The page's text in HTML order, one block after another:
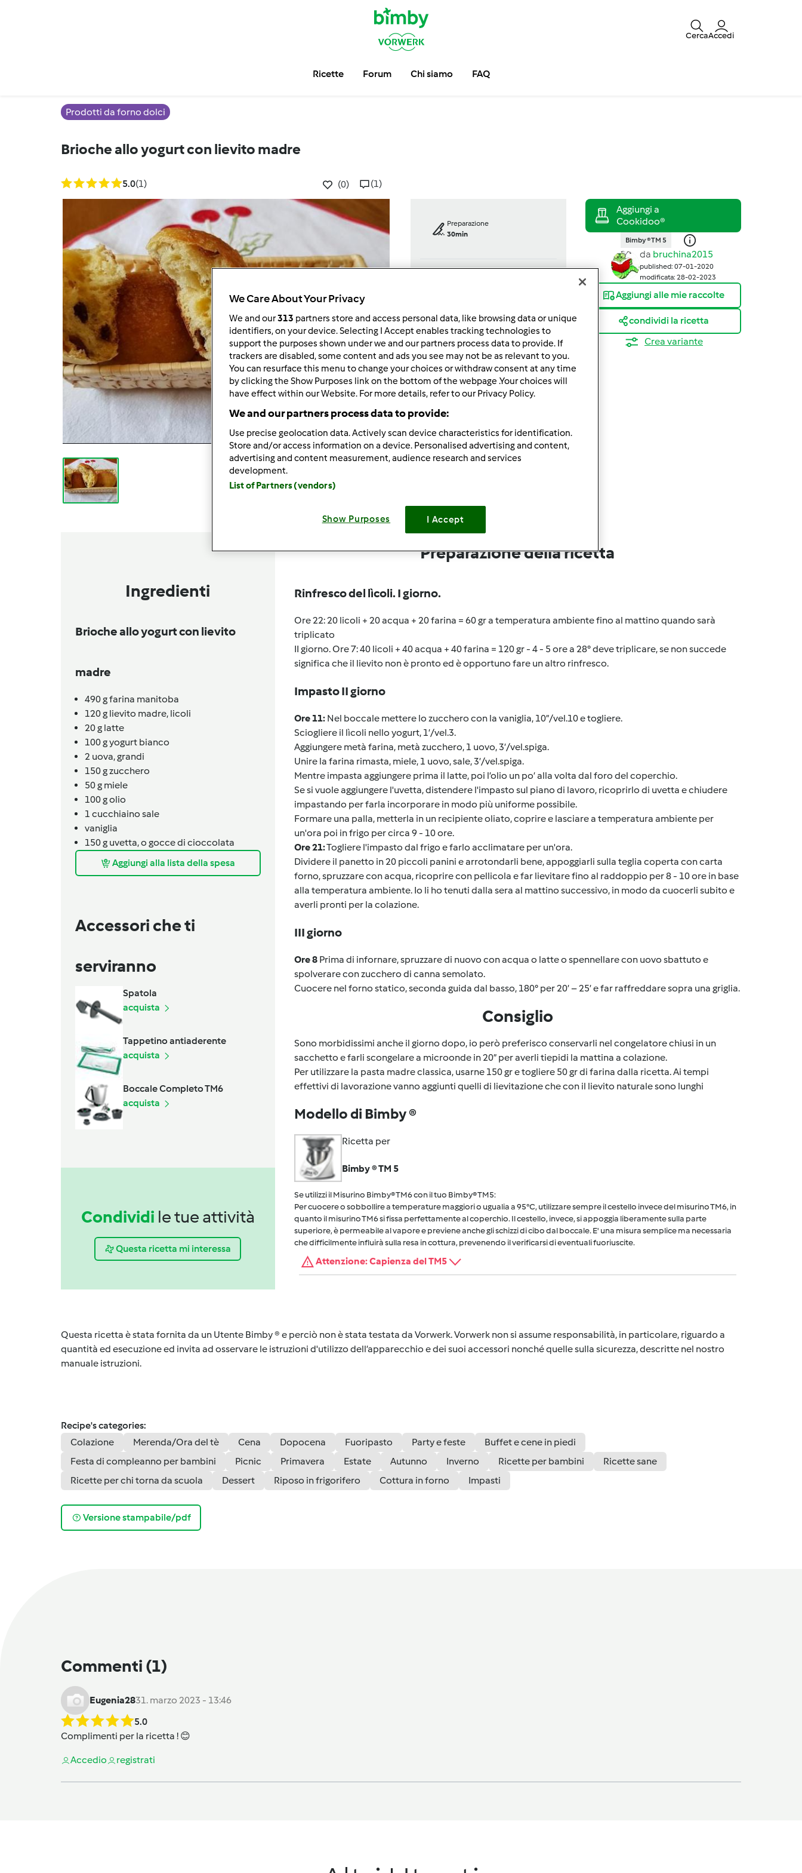
CercaAccedi
Ricette Forum Chi siamo FAQ
Prodotti da forno dolci
Brioche allo yogurt con lievito madre
5.0(1) (0) (1)
Preparazione
30min
porzione/porzioni
20pezzo/pezzi
medio
Bimby ® TM 5
da bruchina2015
published: 07-01-2020
modificata: 28-02-2023
Aggiungi alle mie raccolte
condividi la ricetta
Crea variante
Ingredienti
Brioche allo yogurt con lievito
madre
490gfarina manitoba
120g lievito madre, licoli
20g latte
100gyogurt bianco
2 uova,grandi
150gzucchero
50g miele
100golio
1 cucchiaino sale
vaniglia
150g uvetta,o gocce di cioccolata
Aggiungi alla lista della spesa
Accessori che ti
serviranno
Spatola
acquista
Tappetino antiaderente
acquista
Boccale Completo TM6
acquista
Condividi le tue attività
Questa ricetta mi interessa
Preparazione della ricetta
Rinfresco del lìcoli. I giorno.
Ore 22: 20 licoli + 20 acqua + 20 farina = 60 gr a temperatura ambiente fino al mattino quando sarà
triplicato
II giorno. Ore 7: 40 licoli + 40 acqua + 40 farina = 120 gr - 4 - 5 ore a 28° deve triplicare, se non succede
significa che il lievito non è pronto ed è opportuno fare un altro rinfresco.
Impasto II giorno
Ore 11:Nel boccale mettere lo zucchero con la vaniglia, 10”/vel.10 e togliere.
Sciogliere il lìcoli nello yogurt, 1’/vel.3.
Aggiungere metà farina, metà zucchero, 1 uovo, 3’/vel.spiga.
Unire la farina rimasta, miele, 1 uovo, sale, 3’/vel.spiga.
Mentre impasta aggiungere prima il latte, poi l’olio un po’ alla volta dal foro del coperchio.
Se si vuole aggiungere l'uvetta, distendere l'impasto sul piano di lavoro, ricoprirlo di uvetta e chiudere
impastando per farla incorporare in modo più uniforme possibile.
Formare una palla, metterla in un recipiente oliato, coprire e lasciare a temperatura ambiente per
un'ora poi in frigo per circa 9 - 10 ore.
Ore 21:Togliere l'impasto dal frigo e farlo acclimatare per un'ora.
Dividere il panetto in 20 piccoli panini e arrotondarli bene, appoggiarli sulla teglia coperta con carta
forno, spruzzare con acqua, ricoprire con pellicola e far lievitare fino al raddoppio per 8 - 10 ore in base
alla temperatura ambiente. Io li ho tenuti dalla sera al mattino successivo, in modo da cuocerli subito e
averli pronti per la colazione.
III giorno
Ore 8Prima di infornare, spruzzare di nuovo con acqua o latte o spennellare con uovo sbattuto e
spolverare con zucchero di canna semolato.
Cuocere nel forno statico, seconda guida dal basso, 180° per 20’ – 25’ e far raffreddare sopra una griglia.
Consiglio
Sono morbidissimi anche il giorno dopo, io però preferisco conservarli nel congelatore chiusi in un
sacchetto e farli scongelare a microonde in 20” per averli tiepidi la mattina a colazione.
Per utilizzare la pasta madre classica, usarne 150 gr e togliere 50 gr di farina dalla ricetta. Ai tempi
effettivi di lavorazione vanno aggiunti quelli di lievitazione che con il lievito naturale sono lunghi
Modello di Bimby ®
Ricetta per
Bimby ® TM 5
Se utilizzi il Misurino Bimby® TM6 con il tuo Bimby® TM5:
Per cuocere o sobbollire a temperature maggiori o ugualia a 95°C, utilizzare sempre il cestello invece del misurino TM6, in
quanto il misurino TM6 si fissa perfettamente al coperchio. Il cestello, invece, si appoggia liberamente sulla parte
superiore, è permeabile al vapore e previene anche gli schizzi di cibo dal boccale. E' una misura semplice ma necessaria
che difficilmente influirà sulla resa in cottura, prevenendo il verificarsi di eventuali fuoriuscite.
Attenzione: Capienza del TM5
Questa ricetta è stata fornita da un Utente Bimby ® e perciò non è stata testata da Vorwerk. Vorwerk non si assume responsabilità, in particolare, riguardo a
quantità ed esecuzione ed invita ad osservare le istruzioni d'utilizzo dell’apparecchio e dei suoi accessori nonché quelle sulla sicurezza, descritte nel nostro
manuale istruzioni.
Recipe's categories:
Colazione
Merenda/Ora del tè Cena Dopocena Fuoripasto Party e feste
Buffet e cene in piedi
Festa di compleanno per bambini
Picnic Primavera Estate Autunno Inverno Ricette per bambini
Ricette sane
Ricette per chi torna da scuola
Dessert Riposo in frigorifero Cottura in forno Impasti
Versione stampabile/pdf
Commenti (1)
Eugenia2831. marzo 2023 - 13:46
5.0
Complimenti per la ricetta ! 😊
Accedio registrati
We Care About Your Privacy
We and our313 partners store and access personal data, like browsing data or unique
identifiers, on your device. Selecting I Accept enables tracking technologies to
support the purposes shown under we and our partners process data to provide. If
trackers are disabled, some content and ads you see may not be as relevant to you.
You can resurface this menu to change your choices or withdraw consent at any time
by clicking the Show Purposes link on the bottom of the webpage .Your choices will
have effect within our Website. For more details, refer to our Privacy Policy.
We and our partners process data to provide:
Use precise geolocation data. Actively scan device characteristics for identification.
Store and/or access information on a device. Personalised advertising and content,
advertising and content measurement, audience research and services
development.
List of Partners (vendors)
Show Purposes I Accept